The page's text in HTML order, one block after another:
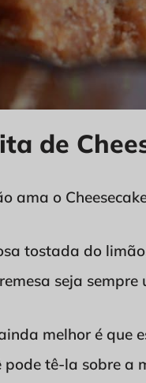
de
ama o
tostada do
seja
melhor é que
pode tê-la sobre a